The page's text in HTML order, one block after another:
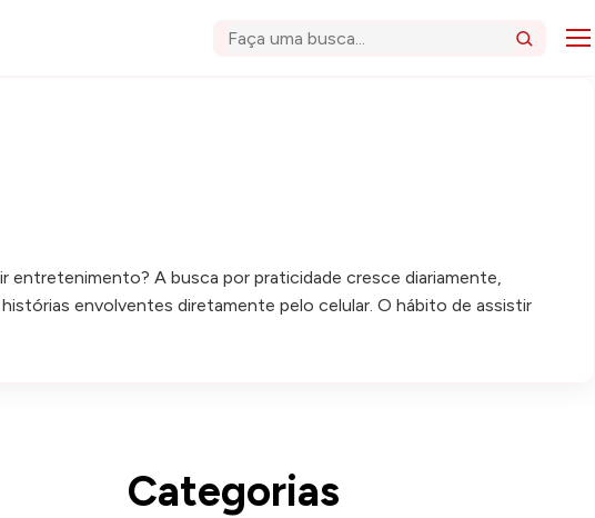
Buscar
entretenimento? A busca por praticidade cresce diariamente,
envolventes diretamente pelo celular. O hábito de assistir
Categorias